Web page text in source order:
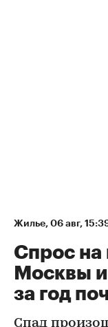
Жилье⁠, 06 авг,
Спрос на
Москвы
за год
Спад